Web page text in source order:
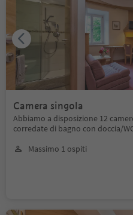
Camera singola
Abbiamo a disposizione 12
corredate di bagno con doccia/
Massimo 1 ospiti